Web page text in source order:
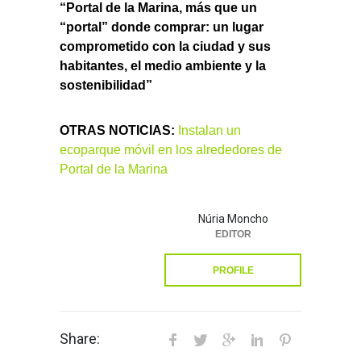
“Portal de la Marina, más que un
“portal” donde comprar: un lugar
comprometido con la ciudad y sus
habitantes, el medio ambiente y la
sostenibilidad”
OTRAS NOTICIAS: Instalan un
ecoparque móvil en los alrededores de
Portal de la Marina
Núria Moncho
EDITOR
PROFILE
Share: